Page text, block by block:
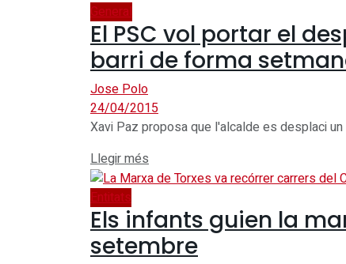
General
El PSC vol portar el
barri de forma
Jose Polo
24/04/2015
Xavi Paz proposa que l'alcalde es desplaci
Llegir més
Entitats
Els infants guien la
setembre